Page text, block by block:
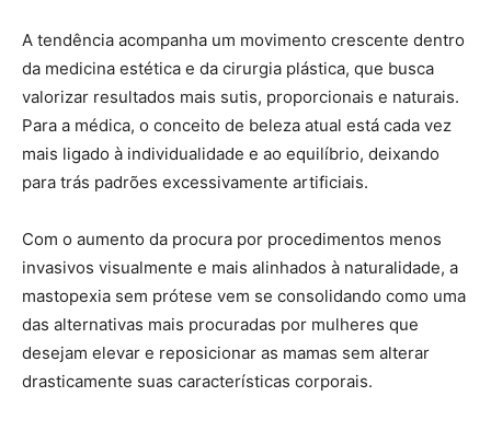
A tendência acompanha um movimento crescente dentro
da medicina estética e da cirurgia plástica, que busca
valorizar resultados mais sutis, proporcionais e naturais.
Para a médica, o conceito de beleza atual está cada vez
mais ligado à individualidade e ao equilíbrio, deixando
para trás padrões excessivamente artificiais.
Com o aumento da procura por procedimentos menos
invasivos visualmente e mais alinhados à naturalidade, a
mastopexia sem prótese vem se consolidando como uma
das alternativas mais procuradas por mulheres que
desejam elevar e reposicionar as mamas sem alterar
drasticamente suas características corporais.